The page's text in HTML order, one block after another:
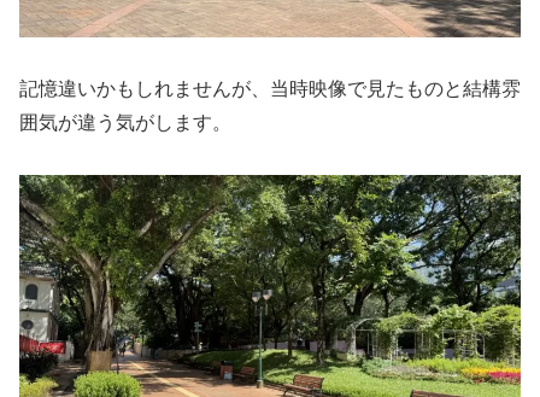
記憶違いかもしれませんが、当時映像で見たものと結構雰
囲気が違う気がします。